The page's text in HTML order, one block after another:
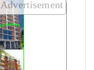
Advertisement